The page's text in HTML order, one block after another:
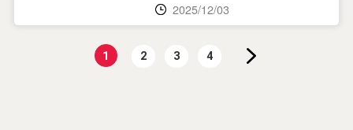
2025/12/03
1 2 3 4